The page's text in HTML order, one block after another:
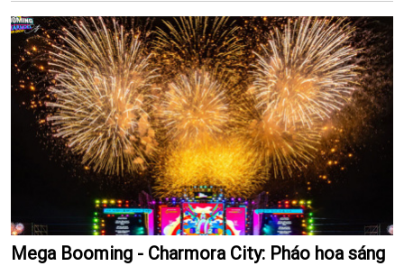
Mega Booming - Charmora City: Pháo hoa sáng